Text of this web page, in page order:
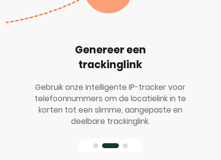
Genereer een
trackinglink
Gebruik onze intelligente IP-tracker voor
telefoonnummers om de locatielink in te
korten tot een slimme, aangepaste en
deelbare trackinglink.